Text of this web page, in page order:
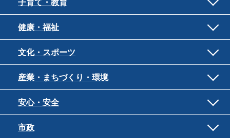
子育て・教育
健康・福祉
文化・スポーツ
産業・まちづくり・環境
安心・安全
市政